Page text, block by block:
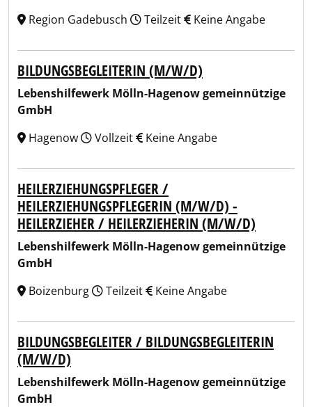
Region Gadebusch
Teilzeit Keine Angabe
BILDUNGSBEGLEITERIN (M/W/D)
Lebenshilfewerk Mölln-Hagenow gemeinnützige
GmbH
Hagenow
Vollzeit Keine Angabe
HEILERZIEHUNGSPFLEGER /
HEILERZIEHUNGSPFLEGERIN (M/W/D) -
HEILERZIEHER / HEILERZIEHERIN (M/W/D)
Lebenshilfewerk Mölln-Hagenow gemeinnützige
GmbH
Boizenburg
Teilzeit Keine Angabe
BILDUNGSBEGLEITER / BILDUNGSBEGLEITERIN
(M/W/D)
Lebenshilfewerk Mölln-Hagenow gemeinnützige
GmbH